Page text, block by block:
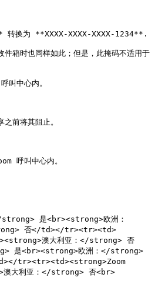
转换为 **XXXX-XXXX-XXXX-1234**.
箱时也同样如此；但是，此掩码不适用于
中心内。
前将其阻止。
呼叫中心内。
是<br><strong>欧洲：
否</td></tr><tr><td>
澳大利亚：</strong> 否
是<br><strong>欧洲：</strong>
tr><tr><td><strong>Zoom
大利亚：</strong> 否<br>